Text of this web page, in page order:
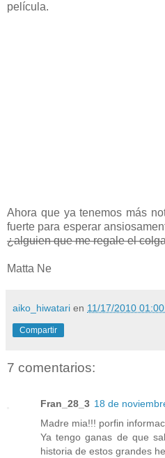
película.
Ahora que ya tenemos más
fuerte para esperar
¿alguien que me regale el
Matta Ne
aiko_hiwatari en 11/17/2010
Compartir
7 comentarios:
Fran_28_3 18 de
Madre mia!!! porfin
Ya tengo ganas de que
historia de estos grandes